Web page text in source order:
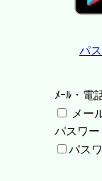
パ
ﾒｰﾙ・電
メー
パスワー
パス